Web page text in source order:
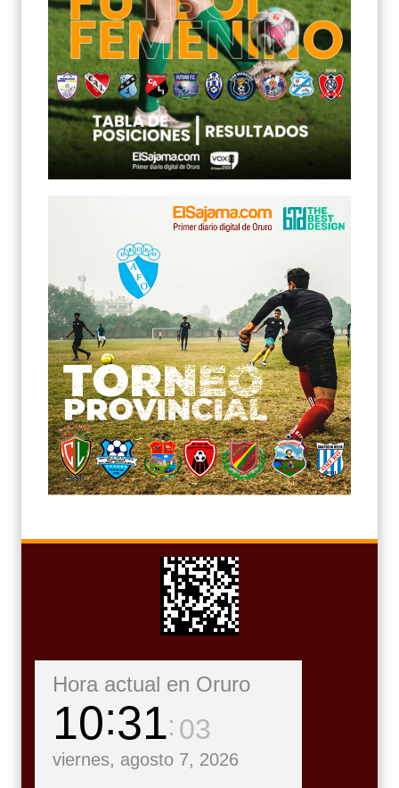
Hora actual en Oruro
10 31 05
viernes, agosto 7, 2026